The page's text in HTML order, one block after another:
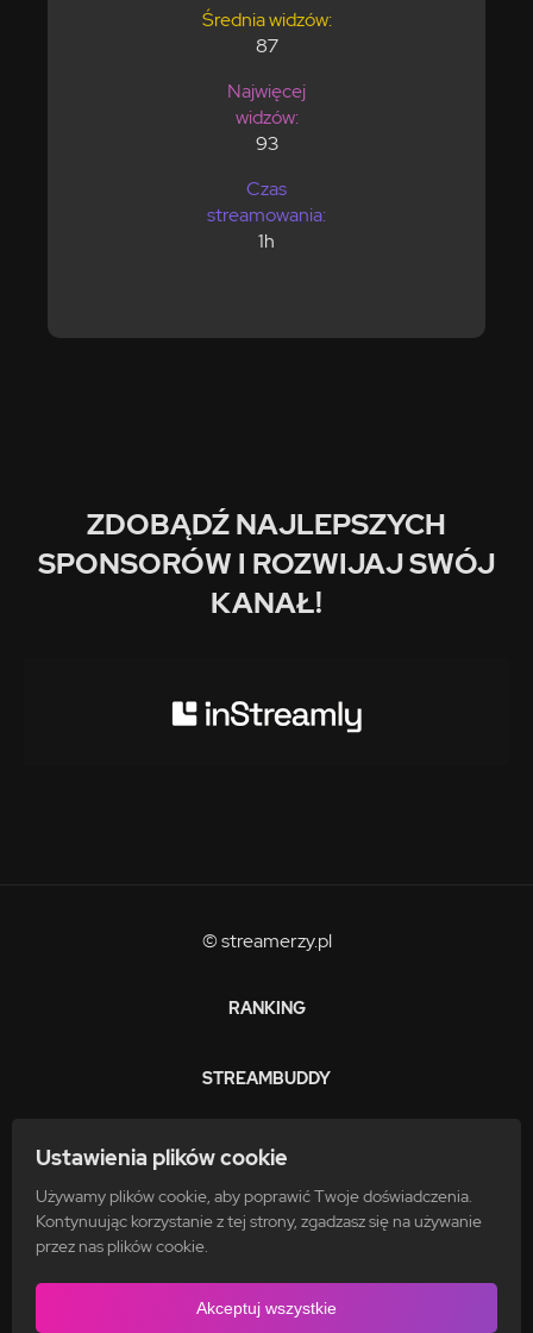
Średnia widzów:
87
Najwięcej
widzów:
93
Czas
streamowania:
1h
ZDOBĄDŹ NAJLEPSZYCH
SPONSORÓW I ROZWIJAJ SWÓJ
KANAŁ!
Ustawienia plików cookie
Używamy plików cookie, aby poprawić Twoje doświadczenia.
Kontynuując korzystanie z tej strony, zgadzasz się na używanie
przez nas plików cookie.
Akceptuj wszystkie
© streamerzy.pl
RANKING
STREAMBUDDY
ZARABIAJ
FAQ
POLITYKA PRYWATNOŚCI